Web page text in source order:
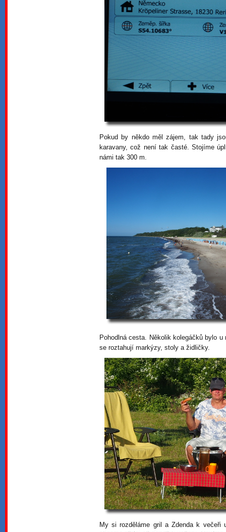
Pokud by někdo měl zájem, tak tady
karavany, což není tak časté. Stojíme
námi tak 300 m.
Pohodlná cesta. Několik kolegáčků bylo
se roztahují markýzy, stoly a židličky.
My si rozděláme gril a Zdenda k večeři